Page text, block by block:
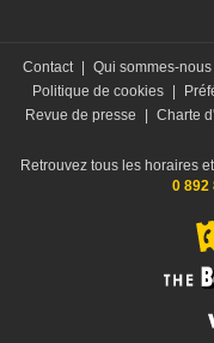
Contact Qui sommes-nous
Politique de cookies
Revue de presse
Charte
Retrouvez tous les horaires
0 892